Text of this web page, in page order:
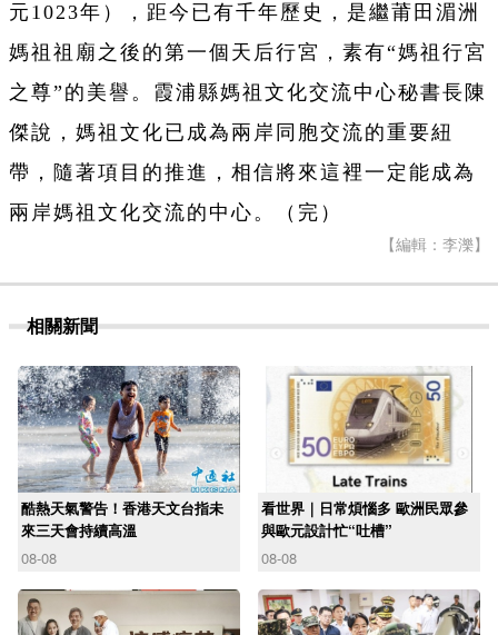
元1023年），距今已有千年歷史，是繼莆田湄洲
媽祖祖廟之後的第一個天后行宮，素有“媽祖行宮
之尊”的美譽。霞浦縣媽祖文化交流中心秘書長陳
傑說，媽祖文化已成為兩岸同胞交流的重要紐
帶，隨著項目的推進，相信將來這裡一定能成為
兩岸媽祖文化交流的中心。（完）
【編輯：李濼】
相關新聞
酷熱天氣警告！香港天文台指未
來三天會持續高溫
08-08
看世界｜日常煩惱多 歐洲民眾參
與歐元設計忙“吐槽”
08-08